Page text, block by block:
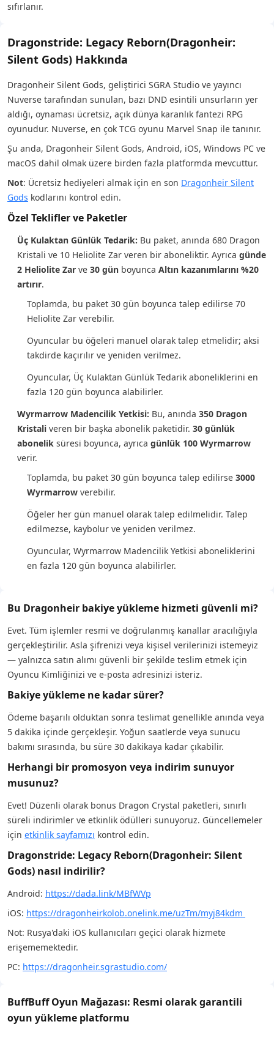
sıfırlanır.
Dragonstride: Legacy Reborn(Dragonheir:
Silent Gods) Hakkında
Dragonheir Silent Gods, geliştirici SGRA Studio ve yayıncı
Nuverse tarafından sunulan, bazı DND esintili unsurların yer
aldığı, oynaması ücretsiz, açık dünya karanlık fantezi RPG
oyunudur. Nuverse, en çok TCG oyunu Marvel Snap ile tanınır.
Şu anda, Dragonheir Silent Gods, Android, iOS, Windows PC ve
macOS dahil olmak üzere birden fazla platformda mevcuttur.
Not: Ücretsiz hediyeleri almak için en son Dragonheir Silent
Gods kodlarını kontrol edin.
Özel Teklifler ve Paketler
Üç Kulaktan Günlük Tedarik: Bu paket, anında 680 Dragon
Kristali ve 10 Heliolite Zar veren bir aboneliktir. Ayrıca günde
2 Heliolite Zar ve 30 gün boyunca Altın kazanımlarını %20
artırır.
Toplamda, bu paket 30 gün boyunca talep edilirse 70
Heliolite Zar verebilir.
Oyuncular bu öğeleri manuel olarak talep etmelidir; aksi
takdirde kaçırılır ve yeniden verilmez.
Oyuncular, Üç Kulaktan Günlük Tedarik aboneliklerini en
fazla 120 gün boyunca alabilirler.
Wyrmarrow Madencilik Yetkisi: Bu, anında 350 Dragon
Kristali veren bir başka abonelik paketidir. 30 günlük
abonelik süresi boyunca, ayrıca günlük 100 Wyrmarrow
verir.
Toplamda, bu paket 30 gün boyunca talep edilirse 3000
Wyrmarrow verebilir.
Öğeler her gün manuel olarak talep edilmelidir. Talep
edilmezse, kaybolur ve yeniden verilmez.
Oyuncular, Wyrmarrow Madencilik Yetkisi aboneliklerini
en fazla 120 gün boyunca alabilirler.
Bu Dragonheir bakiye yükleme hizmeti güvenli mi?
Evet. Tüm işlemler resmi ve doğrulanmış kanallar aracılığıyla
gerçekleştirilir. Asla şifrenizi veya kişisel verilerinizi istemeyiz
— yalnızca satın alımı güvenli bir şekilde teslim etmek için
Oyuncu Kimliğinizi ve e-posta adresinizi isteriz.
Bakiye yükleme ne kadar sürer?
Ödeme başarılı olduktan sonra teslimat genellikle anında veya
5 dakika içinde gerçekleşir. Yoğun saatlerde veya sunucu
bakımı sırasında, bu süre 30 dakikaya kadar çıkabilir.
Herhangi bir promosyon veya indirim sunuyor
musunuz?
Evet! Düzenli olarak bonus Dragon Crystal paketleri, sınırlı
süreli indirimler ve etkinlik ödülleri sunuyoruz. Güncellemeler
için etkinlik sayfamızı kontrol edin.
Dragonstride: Legacy Reborn(Dragonheir: Silent
Gods) nasıl indirilir?
Android: https://dada.link/MBfWVp
iOS: https://dragonheirkolob.onelink.me/uzTm/myj84kdm
Not: Rusya'daki iOS kullanıcıları geçici olarak hizmete
erişememektedir.
PC: https://dragonheir.sgrastudio.com/
BuffBuff Oyun Mağazası: Resmi olarak garantili
oyun yükleme platformu